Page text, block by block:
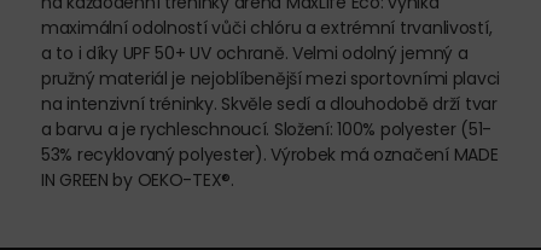
maximální odolností vůči chlóru a extrémní trvanlivostí,
a to i díky UPF 50+ UV ochraně. Velmi odolný jemný a
pružný materiál je nejoblíbenější mezi sportovními plavci
na intenzivní tréninky. Skvěle sedí a dlouhodobě drží tvar
a barvu a je rychleschnoucí. Složení: 100% polyester (51-
53% recyklovaný polyester). Výrobek má označení MADE
IN GREEN by OEKO-TEX®.